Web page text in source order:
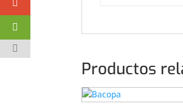
Productos